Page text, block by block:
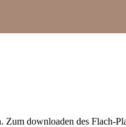
Zum downloaden des Flach-